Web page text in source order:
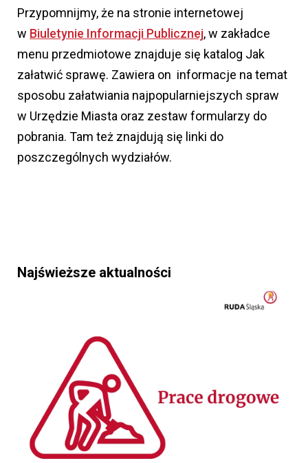
Przypomnijmy, że na stronie internetowej
w Biuletynie Informacji Publicznej, w zakładce
menu przedmiotowe znajduje się katalog Jak
załatwić sprawę. Zawiera on informacje na temat
sposobu załatwiania najpopularniejszych spraw
w Urzędzie Miasta oraz zestaw formularzy do
pobrania. Tam też znajdują się linki do
poszczególnych wydziałów.
Najświeższe aktualności